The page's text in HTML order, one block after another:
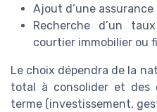
Ajout d’une
Recherche d’un
courtier immobilier ou
Le choix dépendra de la
total à consolider et des
terme (investissement,